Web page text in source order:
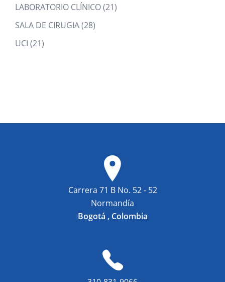
LABORATORIO CLÍNICO 2121
SALA DE CIRUGIA 2828
UCI 2121
Carrera 71 B No. 52 - 52
Normandía
Bogotá , Colombia